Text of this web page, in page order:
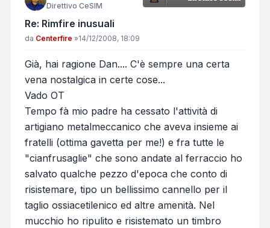
Direttivo CeSIM
Re: Rimfire inusuali
Messaggio
da Centerfire »14/12/2008, 18:09
Già, hai ragione Dan.... C'è sempre una certa
vena nostalgica in certe cose...
Vado OT
Tempo fà mio padre ha cessato l'attività di
artigiano metalmeccanico che aveva insieme ai
fratelli (ottima gavetta per me!) e fra tutte le
"cianfrusaglie" che sono andate al ferraccio ho
salvato qualche pezzo d'epoca che conto di
risistemare, tipo un bellissimo cannello per il
taglio ossiacetilenico ed altre amenità. Nel
mucchio ho ripulito e risistemato un timbro